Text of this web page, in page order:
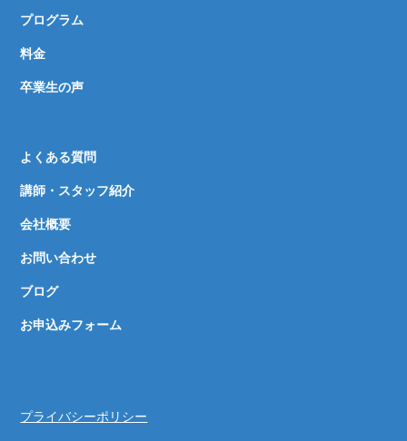
プログラム
料金
卒業生の声
よくある質問
講師・スタッフ紹介
会社概要
お問い合わせ
ブログ
お申込みフォーム
プライバシーポリシー